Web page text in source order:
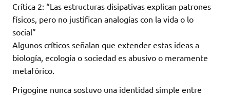
Crítica 2: “Las estructuras disipativas explican patrones
físicos, pero no justifican analogías con la vida o lo
social”
Algunos críticos señalan que extender estas ideas a
biología, ecología o sociedad es abusivo o meramente
metafórico.
Prigogine nunca sostuvo una identidad simple entre